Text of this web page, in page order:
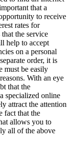
that a
to receive
rates for
the service
help to accept
on a personal
order, it is
must be easily
With an eye
that the
specialized online
attract the attention
fact that the
allows you to
all of the above